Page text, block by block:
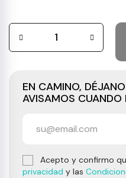
EN CAMINO,
AVISAMOS CUANDO
Acepto y confirmo
privacidad y las